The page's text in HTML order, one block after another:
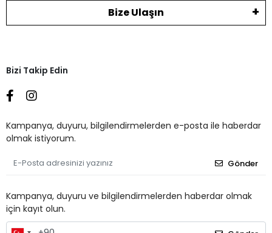
Bize Ulaşın
Bizi Takip Edin
Kampanya, duyuru, bilgilendirmelerden e-posta ile haberdar
olmak istiyorum.
Gönder
Kampanya, duyuru ve bilgilendirmelerden haberdar olmak
için kayıt olun.